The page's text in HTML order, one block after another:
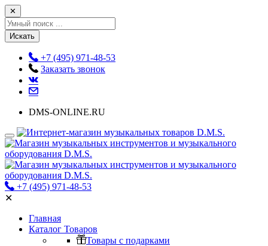
✕
Искать
+7 (495) 971-48-53
Заказать звонок
DMS-ONLINE.RU
+7 (495) 971-48-53
✕
Главная
Каталог Товаров
Товары с подарками